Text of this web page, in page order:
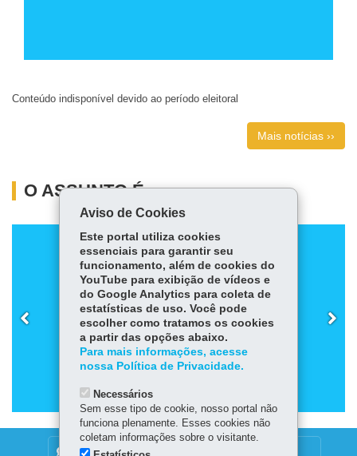
Conteúdo indisponível devido ao período eleitoral
Mais notícias ››
O ASSUNTO É...
CORONAVÍRUS
DENUNCIE CORRUPÇÃO
Aviso de Cookies
Este portal utiliza cookies
essenciais para garantir seu
funcionamento, além de cookies do
YouTube para exibição de vídeos e
do Google Analytics para coleta de
estatísticas de uso. Você pode
escolher como tratamos os cookies
a partir das opções abaixo.
Para mais informações, acesse
nossa Política de Privacidade.
Necessários
Sem esse tipo de cookie, nosso portal não
funciona plenamente. Esses cookies não
coletam informações sobre o visitante.